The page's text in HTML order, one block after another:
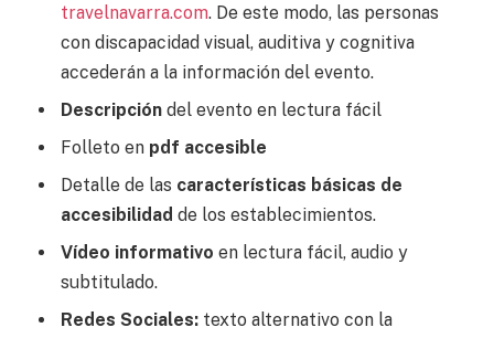
travelnavarra.com. De este modo, las personas
con discapacidad visual, auditiva y cognitiva
accederán a la información del evento.
Descripción del evento en lectura fácil
Folleto en pdf accesible
Detalle de las características básicas de
accesibilidad de los establecimientos.
Vídeo informativo en lectura fácil, audio y
subtitulado.
Redes Sociales: texto alternativo con la